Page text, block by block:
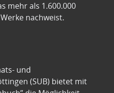
mehr als 1.600.000
nachweist.
und
(SUB) bietet mit